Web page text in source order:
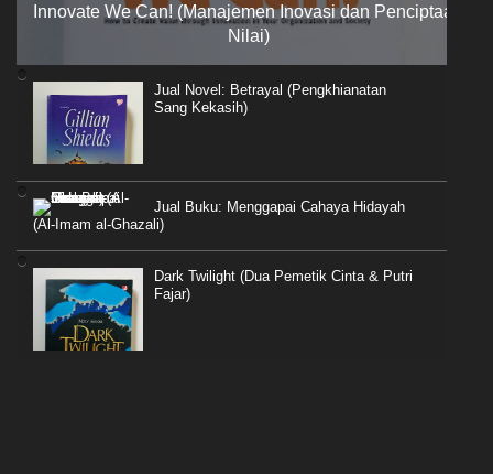
Innovate We Can! (Manajemen Inovasi dan Penciptaan
Nilai)
Jual Novel: Betrayal (Pengkhianatan
Sang Kekasih)
Jual Buku: Menggapai Cahaya Hidayah
(Al-Imam al-Ghazali)
Dark Twilight (Dua Pemetik Cinta & Putri
Fajar)